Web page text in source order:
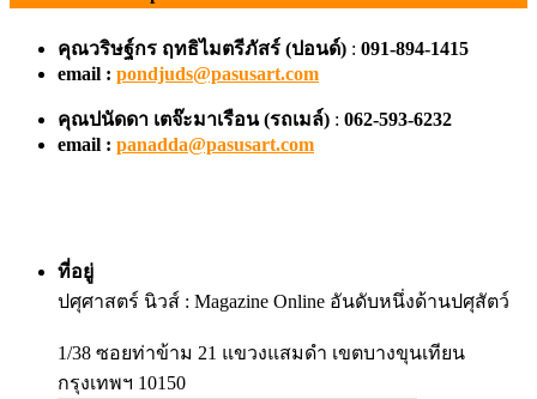
คุณวริษฐ์กร ฤทธิไมตรีภัสร์ (ปอนด์) : 091-894-1415
email : pondjuds@pasusart.com
คุณปนัดดา เตจ๊ะมาเรือน (รถเมล์) : 062-593-6232
email : panadda@pasusart.com
ที่อยู่
ปศุศาสตร์ นิวส์ : Magazine Online อันดับหนึ่งด้านปศุสัตว์
1/38 ซอยท่าข้าม 21 แขวงแสมดำ เขตบางขุนเทียน
กรุงเทพฯ 10150